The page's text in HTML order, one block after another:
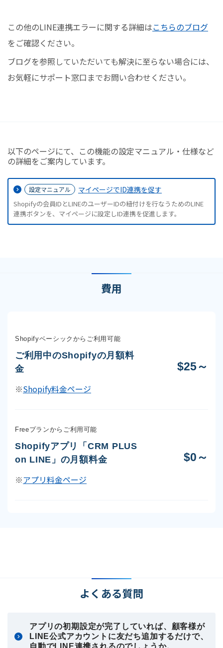
この他のLINE連携エラーに関する詳細はこちらのブログ
をご確認ください。
ブログを参照していただいても解決に至らない場合には、
お気軽にサポート窓口までお問い合わせください。
以下のページにて、この機能の設定マニュアル・仕様など
の詳細をご案内しています。
設定マニュアル マイページでID連携を促す
Shopifyの会員IDとLINEのユーザーIDの紐付けを行なうためのLINE
連携ボタンを、マイページに設定しID連携を促進します。
費用
Shopifyベーシックからご利用可能
ご利用中のShopifyの月額料
金
※Shopify料金ページ
$25～
Freeプランからご利用可能
Shopifyアプリ「CRM PLUS
on LINE」の月額料金
※アプリ料金ページ
$0～
よくある質問
アプリの初期設定が完了していれば、顧客様が
LINE公式アカウントに友だち追加するだけで、
自動でLINE連携されるのでしょうか。